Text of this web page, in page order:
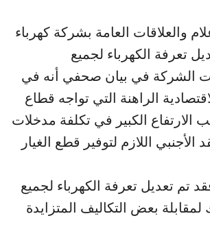
والعلاقات العامة بشركة كهرباء
تعرفة الكهرباء لجميع
الشركة في بيان صحفي أنه في
الراهنة التي تواجه قطاع
الارتفاع الكبير في تكلفة مدخلات
الأجنبي اللازم لتوفير قطع الغيار
تم تعديل تعرفة الكهرباء لجميع
بعض التكاليف المتزايدة